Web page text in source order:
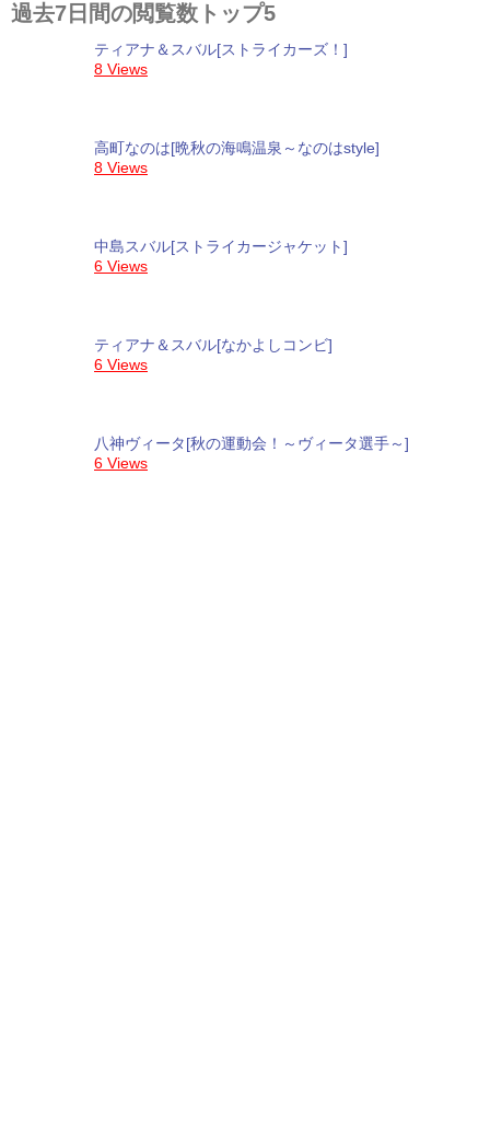
過去7日間の閲覧数トップ5
ティアナ＆スバル[ストライカーズ！]
8 Views
高町なのは[晩秋の海鳴温泉～なのはstyle]
8 Views
中島スバル[ストライカージャケット]
6 Views
ティアナ＆スバル[なかよしコンビ]
6 Views
八神ヴィータ[秋の運動会！～ヴィータ選手～]
6 Views